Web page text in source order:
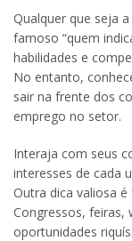
Qualquer que seja
famoso “quem
habilidades e
No entanto,
sair na frente dos
emprego no setor.
Interaja com seus
interesses de cada
Outra dica valiosa
Congressos, feiras,
oportunidades